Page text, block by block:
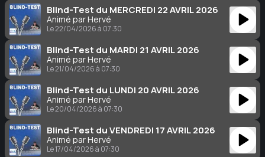
Blind-Test du MERCREDI 22 AVRIL 2026
Animé par Hervé
Le 22/04/2026 à 07:30
Blind-Test du MARDI 21 AVRIL 2026
Animé par Hervé
Le 21/04/2026 à 07:30
Blind-Test du LUNDI 20 AVRIL 2026
Animé par Hervé
Le 20/04/2026 à 07:30
Blind-Test du VENDREDI 17 AVRIL 2026
Animé par Hervé
Le 17/04/2026 à 07:30